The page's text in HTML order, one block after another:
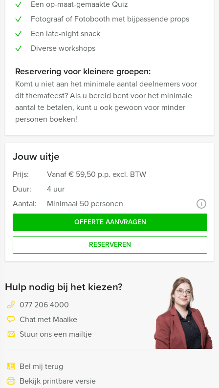
Jouw uitje
Prijs: Vanaf€ 59,50 p.p. excl. BTW
Duur:
4 uur
Aantal:
Minimaal 50 personen i
OFFERTE AANVRAGEN
RESERVEREN
Hulp nodig bij het kiezen?
077 206 4000
Chat met Maaike
Stuur ons een mailtje
Bel mij terug
Bekijk printbare versie
Een op-maat-gemaakte Quiz
Fotograaf of Fotobooth met bijpassende props
Een late-night snack
Diverse workshops
Reservering voor kleinere groepen:
Komt u niet aan het minimale aantal deelnemers voor
dit themafeest? Als u bereid bent voor het minimale
aantal te betalen, kunt u ook gewoon voor minder
personen boeken!